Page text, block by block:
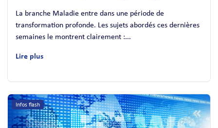
La branche Maladie entre dans une période de
transformation profonde. Les sujets abordés ces dernières
semaines le montrent clairement :...
Lire plus
Infos flash